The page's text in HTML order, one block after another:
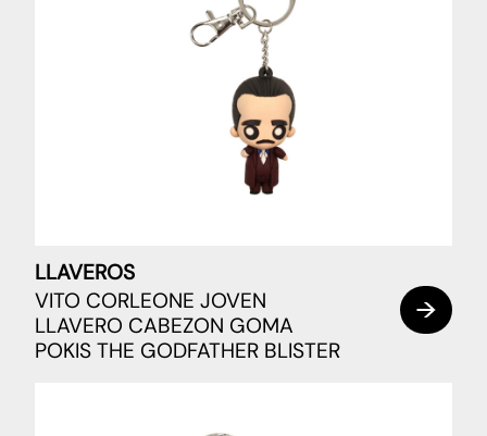
LLAVEROS
VITO CORLEONE JOVEN
LLAVERO CABEZON GOMA
POKIS THE GODFATHER BLISTER